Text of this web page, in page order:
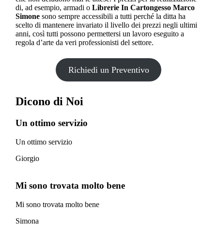
di, ad esempio, armadi o Librerie In Cartongesso Marco
Simone sono sempre accessibili a tutti perché la ditta ha
scelto di mantenere invariato il livello dei prezzi negli ultimi
anni, così tutti possono permettersi un lavoro eseguito a
regola d’arte da veri professionisti del settore.
Richiedi un Preventivo
Dicono di Noi
Un ottimo servizio
Un ottimo servizio
Giorgio
Mi sono trovata molto bene
Mi sono trovata molto bene
Simona